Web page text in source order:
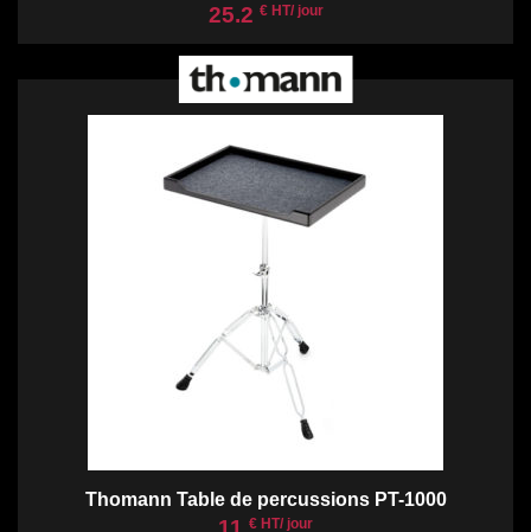
25.2 € HT/ jour
Thomann Table de percussions PT-1000
€ HT/ jour